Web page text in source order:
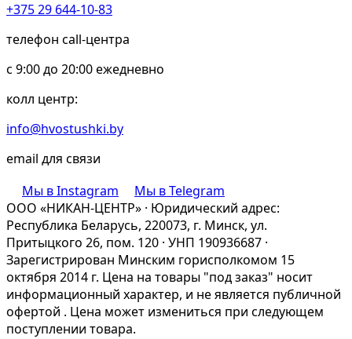
+375 29 644-10-83
телефон call-центра
c 9:00 до 20:00 ежедневно
колл центр:
info@hvostushki.by
email для связи
Мы в Instagram
Мы в Telegram
ООО «НИКАН-ЦЕНТР» · Юридический адрес:
Республика Беларусь, 220073, г. Минск, ул.
Притыцкого 26, пом. 120 · УНП 190936687 ·
Зарегистрирован Минским горисполкомом 15
октября 2014 г. Цена на товары "под заказ" носит
информационный характер, и не является публичной
офертой . Цена может измениться при следующем
поступлении товара.